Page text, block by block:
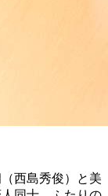
西島秀俊）と美